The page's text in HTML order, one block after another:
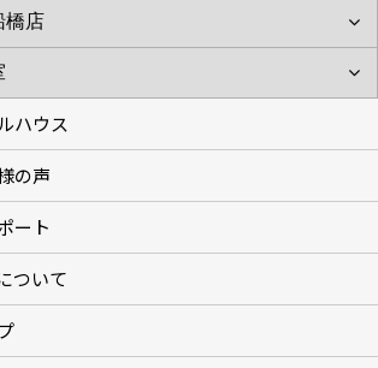
ハウス
学の声
ート
ついて
ついて (5)